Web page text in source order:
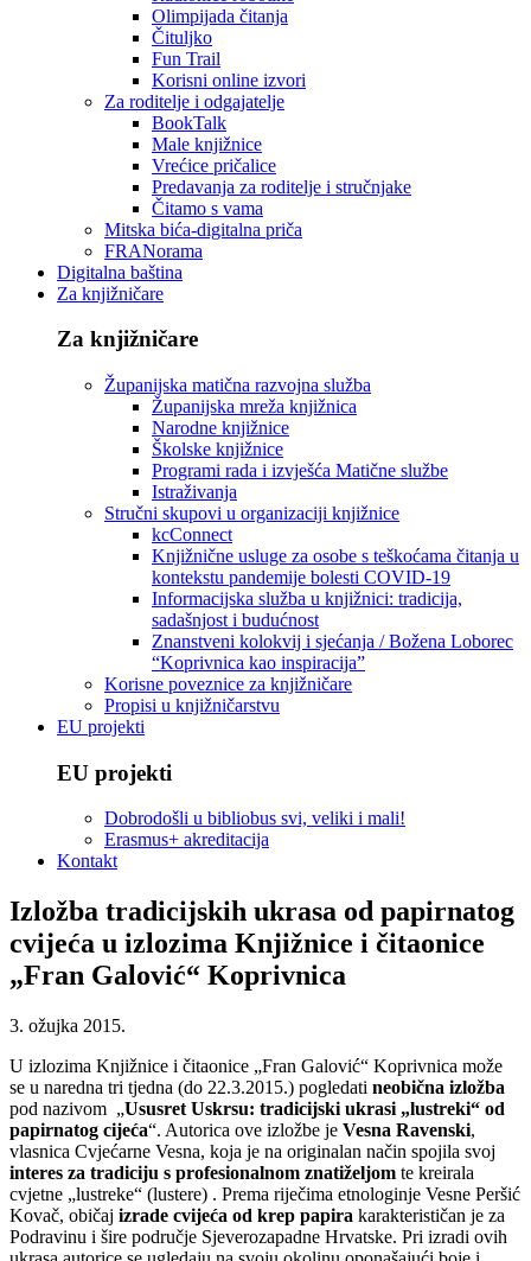
Olimpijada čitanja
Čituljko
Fun Trail
Korisni online izvori
Za roditelje i odgajatelje
BookTalk
Male knjižnice
Vrećice pričalice
Predavanja za roditelje i stručnjake
Čitamo s vama
Mitska bića-digitalna priča
FRANorama
Digitalna baština
Za knjižničare
Za knjižničare
Županijska matična razvojna služba
Županijska mreža knjižnica
Narodne knjižnice
Školske knjižnice
Programi rada i izvješća Matične službe
Istraživanja
Stručni skupovi u organizaciji knjižnice
kcConnect
Knjižnične usluge za osobe s teškoćama čitanja u
kontekstu pandemije bolesti COVID-19
Informacijska služba u knjižnici: tradicija,
sadašnjost i budućnost
Znanstveni kolokvij i sjećanja / Božena Loborec
“Koprivnica kao inspiracija”
Korisne poveznice za knjižničare
Propisi u knjižničarstvu
EU projekti
EU projekti
Dobrodošli u bibliobus svi, veliki i mali!
Erasmus+ akreditacija
Kontakt
Izložba tradicijskih ukrasa od papirnatog
cvijeća u izlozima Knjižnice i čitaonice
„Fran Galović“ Koprivnica
3. ožujka 2015.
U izlozima Knjižnice i čitaonice „Fran Galović“ Koprivnica može
se u naredna tri tjedna (do 22.3.2015.) pogledati neobična izložba
pod nazivom „Ususret Uskrsu: tradicijski ukrasi „lustreki“ od
papirnatog cijeća“. Autorica ove izložbe je Vesna Ravenski,
vlasnica Cvjećarne Vesna, koja je na originalan način spojila svoj
interes za tradiciju s profesionalnom znatiželjom te kreirala
cvjetne „lustreke“ (lustere) . Prema riječima etnologinje Vesne Peršić
Kovač, običaj izrade cvijeća od krep papira karakterističan je za
Podravinu i šire područje Sjeverozapadne Hrvatske. Pri izradi ovih